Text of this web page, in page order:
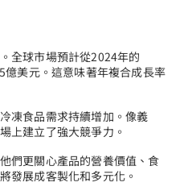
全球市場預計從2024年的
美元。這意味著年複合成長率
凍食品需求持續增加。像義
上建立了強大競爭力。
們更關心產品的營養價值、食
發展成客製化和多元化。